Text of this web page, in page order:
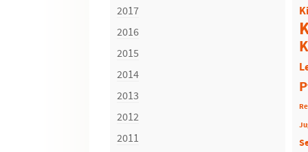
2017
2016
2015
2014
2013
2012
2011